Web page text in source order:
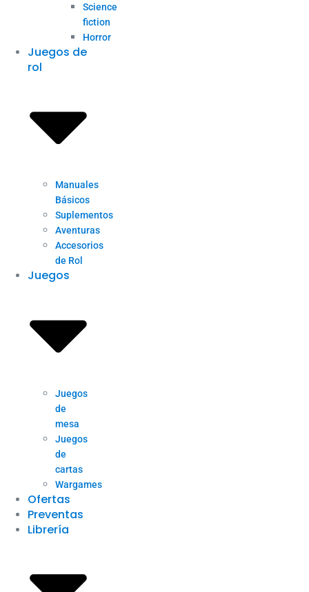
Science
fiction
Horror
Juegos de
rol
Manuales
Básicos
Suplementos
Aventuras
Accesorios
de Rol
Juegos
Juegos
de
mesa
Juegos
de
cartas
Wargames
Ofertas
Preventas
Librería